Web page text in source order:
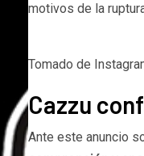
motivos de la
Tomado de
Cazzu
Ante este anuncio